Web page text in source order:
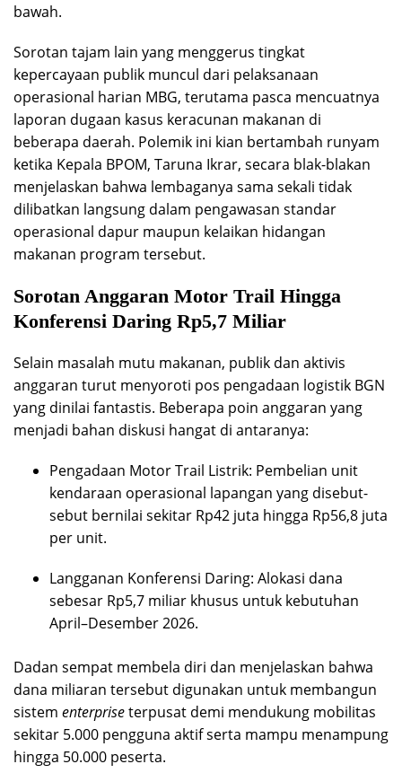
bawah.
Sorotan tajam lain yang menggerus tingkat
kepercayaan publik muncul dari pelaksanaan
operasional harian MBG, terutama pasca mencuatnya
laporan dugaan kasus keracunan makanan di
beberapa daerah. Polemik ini kian bertambah runyam
ketika Kepala BPOM, Taruna Ikrar, secara blak-blakan
menjelaskan bahwa lembaganya sama sekali tidak
dilibatkan langsung dalam pengawasan standar
operasional dapur maupun kelaikan hidangan
makanan program tersebut.
Sorotan Anggaran Motor Trail Hingga
Konferensi Daring Rp5,7 Miliar
Selain masalah mutu makanan, publik dan aktivis
anggaran turut menyoroti pos pengadaan logistik BGN
yang dinilai fantastis. Beberapa poin anggaran yang
menjadi bahan diskusi hangat di antaranya:
Pengadaan Motor Trail Listrik: Pembelian unit
kendaraan operasional lapangan yang disebut-
sebut bernilai sekitar Rp42 juta hingga Rp56,8 juta
per unit.
Langganan Konferensi Daring: Alokasi dana
sebesar Rp5,7 miliar khusus untuk kebutuhan
April–Desember 2026.
Dadan sempat membela diri dan menjelaskan bahwa
dana miliaran tersebut digunakan untuk membangun
sistem enterpriseterpusat demi mendukung mobilitas
sekitar 5.000 pengguna aktif serta mampu menampung
hingga 50.000 peserta.